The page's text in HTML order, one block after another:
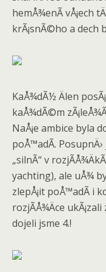
hemÅ¾enÃ­ vÅ¡ech
krÃ¡snÃ©ho a dech
KaÅ¾dÃ½ Älen
kaÅ¾dÃ©m
NaÅ¡e ambice byla
poÅ™adÃ­.
„silnÃ­“ v
yachting), ale uÅ¾
zlepÅ¡it poÅ™adÃ­ i
rozjÃ­Å¾Äce
dojeli jsme 4.!